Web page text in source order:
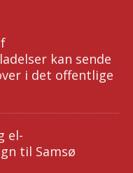
kan sende
i det offentlige
el-
til Samsø